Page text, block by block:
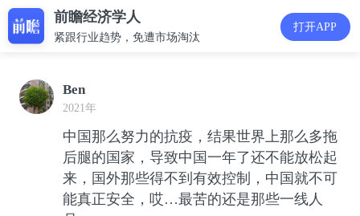
前瞻经济学人
紧跟行业趋势，免遭市场淘汰
打开APP
Ben
2021年
中国那么努力的抗疫，结果世界上那么多拖
后腿的国家，导致中国一年了还不能放松起
来，国外那些得不到有效控制，中国就不可
能真正安全，哎…最苦的还是那些一线人